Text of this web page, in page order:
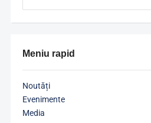
Meniu rapid
Noutăți
Evenimente
Media